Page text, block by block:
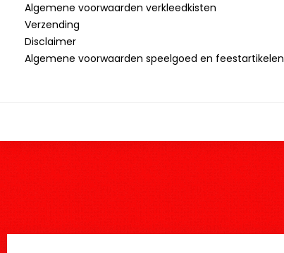
Algemene voorwaarden verkleedkisten
Verzending
Disclaimer
Algemene voorwaarden speelgoed en feestartikelen